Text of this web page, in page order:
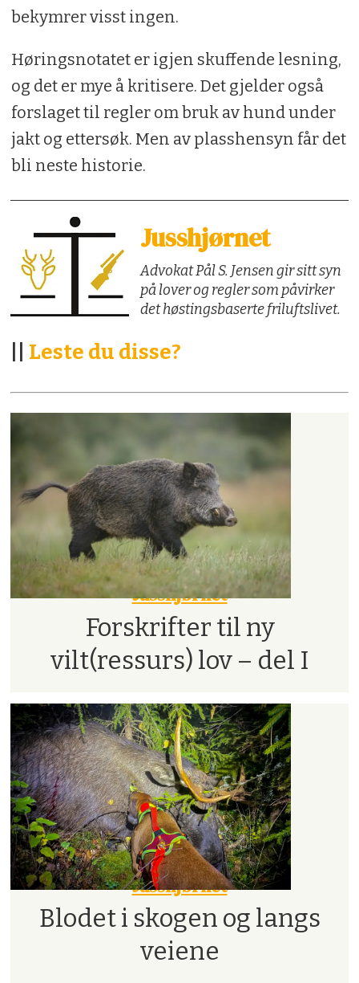
bekymrer visst ingen.
Høringsnotatet er igjen skuffende lesning,
og det er mye å kritisere. Det gjelder også
forslaget til regler om bruk av hund under
jakt og ettersøk. Men av plasshensyn får det
bli neste historie.
Jusshjørnet
Advokat Pål S. Jensen gir sitt syn
på lover og regler som påvirker
det høstingsbaserte friluftslivet.
Leste du disse?
Jusshjørnet
Forskrifter til ny
vilt(ressurs) lov – del I
Jusshjørnet
Blodet i skogen og langs
veiene